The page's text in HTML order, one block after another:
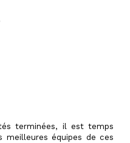
terminées, il est temps
équipes de ces